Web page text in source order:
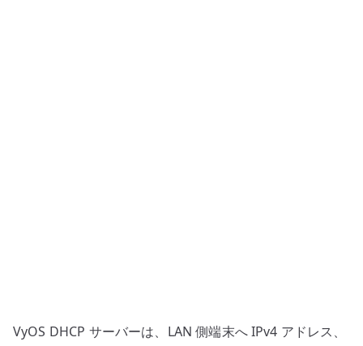
本
VyOS DHCP サーバーは、LAN 側端末へ IPv4 アドレス、